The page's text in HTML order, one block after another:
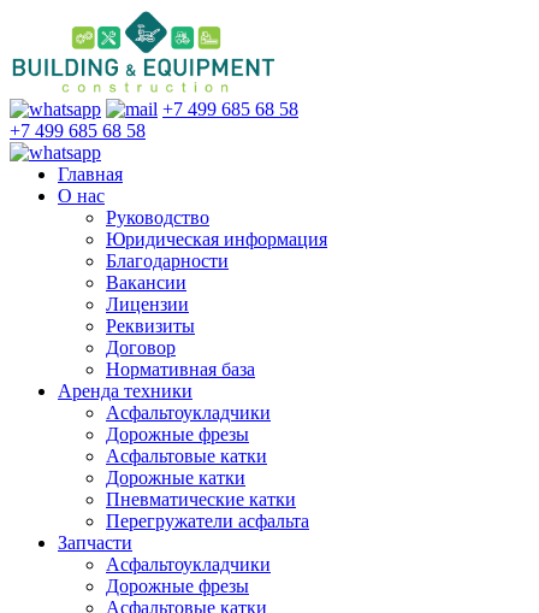
+7 499 685 68 58
+7 499 685 68 58
Главная
О нас
Руководство
Юридическая информация
Благодарности
Вакансии
Лицензии
Реквизиты
Договор
Нормативная база
Аренда техники
Асфальтоукладчики
Дорожные фрезы
Асфальтовые катки
Дорожные катки
Пневматические катки
Перегружатели асфальта
Запчасти
Асфальтоукладчики
Дорожные фрезы
Асфальтовые катки